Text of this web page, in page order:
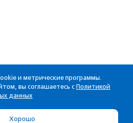
и метрические программы.
вы соглашаетесь с Политикой
данных
Хорошо